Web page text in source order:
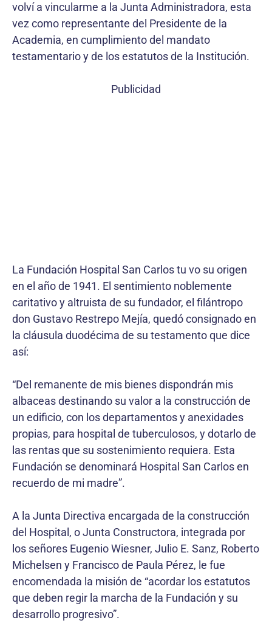
volví a vincularme a la Junta Administradora, esta
vez como representante del Presidente de la
Academia, en cumplimiento del mandato
testamentario y de los estatutos de la Institución.
Publicidad
La Fundación Hospital San Carlos tu vo su origen
en el año de 1941. El sentimiento noblemente
caritativo y altruista de su fundador, el filántropo
don Gustavo Restrepo Mejía, quedó consignado en
la cláusula duodécima de su testamento que dice
así:
“Del remanente de mis bienes dispondrán mis
albaceas destinando su valor a la construcción de
un edificio, con los departamentos y anexidades
propias, para hospital de tuberculosos, y dotarlo de
las rentas que su sostenimiento requiera. Esta
Fundación se denominará Hospital San Carlos en
recuerdo de mi madre”.
A la Junta Directiva encargada de la construcción
del Hospital, o Junta Constructora, integrada por
los señores Eugenio Wiesner, Julio E. Sanz, Roberto
Michelsen y Francisco de Paula Pérez, le fue
encomendada la misión de “acordar los estatutos
que deben regir la marcha de la Fundación y su
desarrollo progresivo”.